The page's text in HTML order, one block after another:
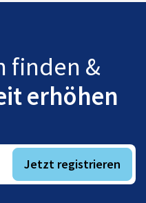
finden &
erhöhen
Jetzt registrieren